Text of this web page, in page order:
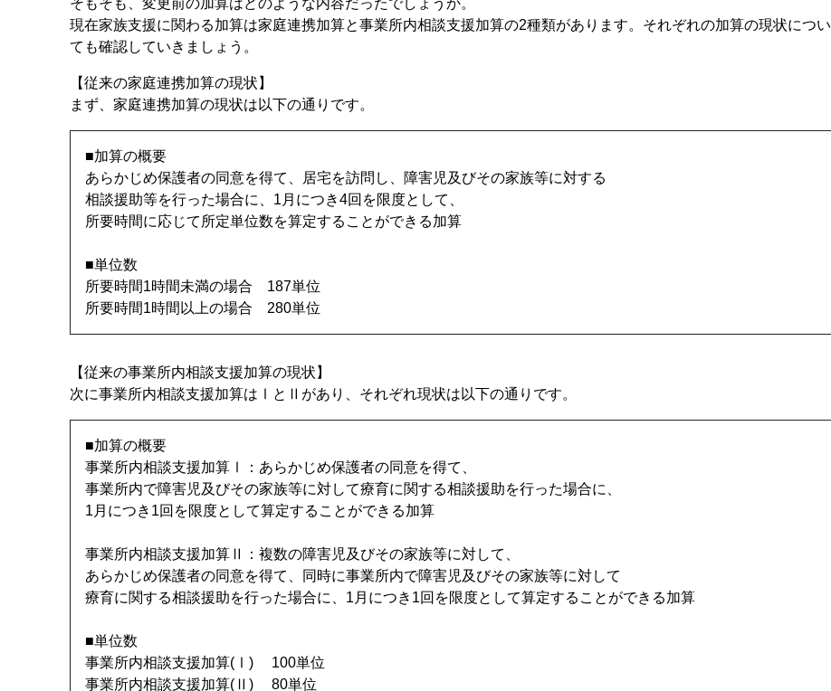
現在家族支援に関わる加算は家庭連携加算と事業所内相談支援加算の2種類があります。それぞれの加算の現状につい
ても確認していきましょう。
【従来の家庭連携加算の現状】
まず、家庭連携加算の現状は以下の通りです。
■加算の概要
あらかじめ保護者の同意を得て、居宅を訪問し、障害児及びその家族等に対する
相談援助等を行った場合に、1月につき4回を限度として、
所要時間に応じて所定単位数を算定することができる加算
■単位数
所要時間1時間未満の場合 187単位
所要時間1時間以上の場合 280単位
【従来の事業所内相談支援加算の現状】
次に事業所内相談支援加算はⅠとⅡがあり、それぞれ現状は以下の通りです。
■加算の概要
事業所内相談支援加算Ⅰ：あらかじめ保護者の同意を得て、
事業所内で障害児及びその家族等に対して療育に関する相談援助を行った場合に、
1月につき1回を限度として算定することができる加算
事業所内相談支援加算Ⅱ：複数の障害児及びその家族等に対して、
あらかじめ保護者の同意を得て、同時に事業所内で障害児及びその家族等に対して
療育に関する相談援助を行った場合に、1月につき1回を限度として算定することができる加算
■単位数
事業所内相談支援加算(Ⅰ) 100単位
事業所内相談支援加算(Ⅱ) 80単位